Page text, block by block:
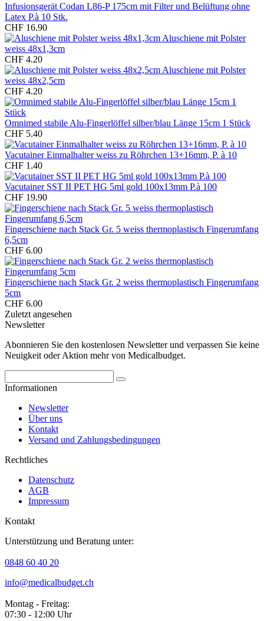
Infusionsgerät Codan L86-P 175cm mit Filter und Belüftung ohne
Latex P.à 10 Stk.
CHF 16.90
Aluschiene mit Polster
weiss 48x1,3cm
CHF 4.20
Aluschiene mit Polster
weiss 48x2,5cm
CHF 4.20
Omnimed stabile Alu-Fingerlöffel silber/blau Länge 15cm 1 Stück
CHF 5.40
Vacutainer Einmalhalter weiss zu Röhrchen 13+16mm, P. à 10
CHF 1.40
Vacutainer SST II PET HG 5ml gold 100x13mm P.à 100
CHF 19.90
Fingerschiene nach Stack Gr. 5 weiss thermoplastisch Fingerumfang
6,5cm
CHF 6.00
Fingerschiene nach Stack Gr. 2 weiss thermoplastisch Fingerumfang
5cm
CHF 6.00
Zuletzt angesehen
Newsletter
Abonnieren Sie den kostenlosen Newsletter und verpassen Sie keine
Neuigkeit oder Aktion mehr von Medicalbudget.
Informationen
Newsletter
Über uns
Kontakt
Versand und Zahlungsbedingungen
Rechtliches
Datenschutz
AGB
Impressum
Kontakt
Unterstützung und Beratung unter:
0848 60 40 20
info@medicalbudget.ch
Montag - Freitag:
07:30 - 12:00 Uhr